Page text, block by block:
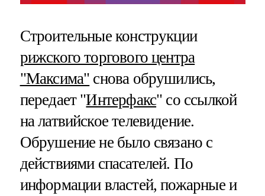
Строительные конструкции
рижского торгового центра
"Максима" снова обрушились,
передает "Интерфакс" со ссылкой
на латвийское телевидение.
Обрушение не было связано с
действиями спасателей. По
информации властей, пожарные и